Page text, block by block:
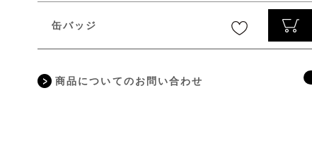
缶バッジ
商品についてのお問い合わせ